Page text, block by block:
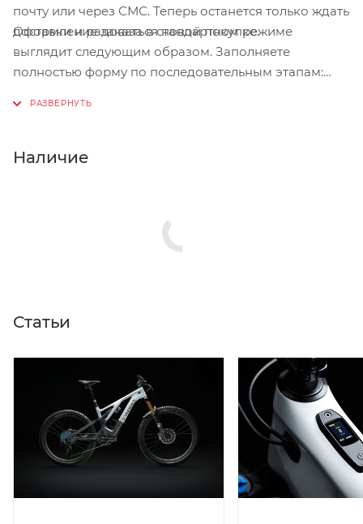
почту или через СМС. Теперь останется только ждать
доставки и радоваться новой покупке.
Оформление заказа в стандартном режиме
выглядит следующим образом. Заполняете
полностью форму по последовательным этапам:
Нажмите кнопку «Оформить заказ».
Наличие
Статьи